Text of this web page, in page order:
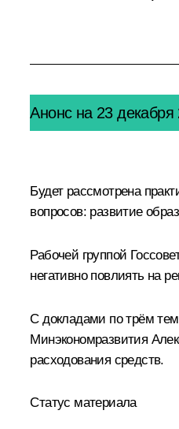
Анонс на 23 декабря
Будет рассмотрена
вопросов: развитие
Рабочей группой
негативно повлиять на
С докладами по трём
Минэкономразвития
расходования средств.
Статус материала